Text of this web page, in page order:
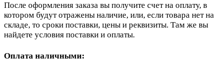
После оформления заказа вы получите счет на оплату, в
котором будут отражены наличие, или, если товара нет на
складе, то сроки поставки, цены и реквизиты. Там же вы
найдете условия поставки и оплаты.
Оплата наличными: